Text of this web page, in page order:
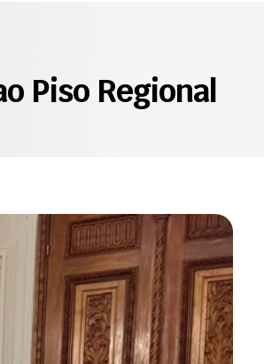
Piso Regional